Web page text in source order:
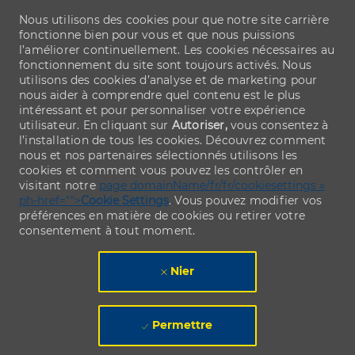
Nous utilisons des cookies pour que notre site carrière
fonctionne bien pour vous et que nous puissions
l’améliorer continuellement. Les cookies nécessaires au
fonctionnement du site sont toujours activés. Nous
utilisons des cookies d’analyse et de marketing pour
nous aider à comprendre quel contenu est le plus
intéressant et pour personnaliser votre expérience
utilisateur. En cliquant sur Autoriser,vous consentez à
l’installation de tous les cookies. Découvrez comment
nous et nos partenaires sélectionnés utilisons les
cookies et comment vous pouvez les contrôler en
visitant notre page domainName/fr/fr/cookiesettings »
ph-href="">Cookie Settings. Vous pouvez modifier vos
préférences en matière de cookies ou retirer votre
consentement à tout moment.
Nier
Permettre